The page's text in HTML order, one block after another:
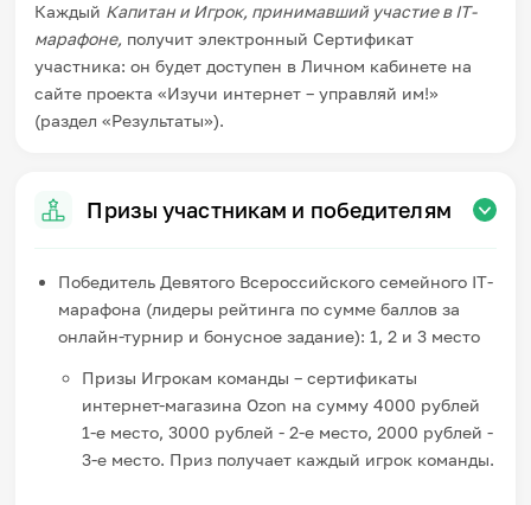
Каждый Капитан и Игрок, принимавший участие в IT-
марафоне, получит электронный Сертификат
участника: он будет доступен в Личном кабинете на
сайте проекта «Изучи интернет – управляй им!»
(раздел «Результаты»).
Призы участникам и победителям
Победитель Девятого Всероссийского семейного IT-
марафона (лидеры рейтинга по сумме баллов за
онлайн-турнир и бонусное задание): 1, 2 и 3 место
Призы Игрокам команды – сертификаты
интернет-магазина Ozon на сумму 4000 рублей
1-е место, 3000 рублей - 2-е место, 2000 рублей -
3-е место. Приз получает каждый игрок команды.